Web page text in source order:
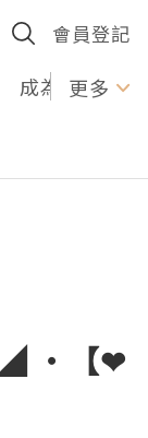
會員登記
成為U更多
◢ ‧【❤